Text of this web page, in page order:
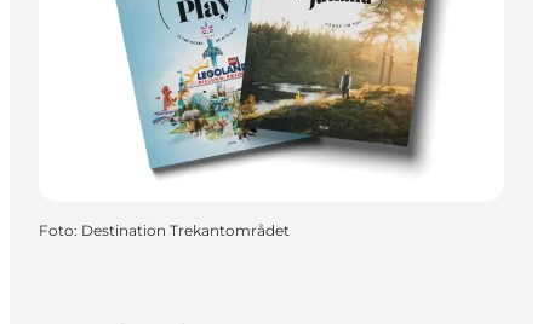
Foto: Destination Trekantområdet